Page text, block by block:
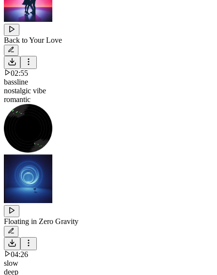
Back to Your Love
02:55
bassline
nostalgic vibe
romantic
Floating in Zero Gravity
04:26
slow
deep